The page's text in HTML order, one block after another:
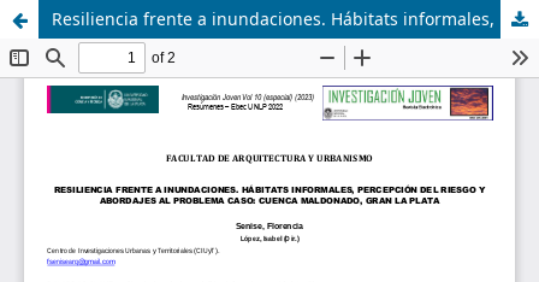
Resiliencia frente a inundaciones. Hábitats informales, percepción del riesgo y abordajes al problema caso: cuenca Maldonado, Gran La Plata